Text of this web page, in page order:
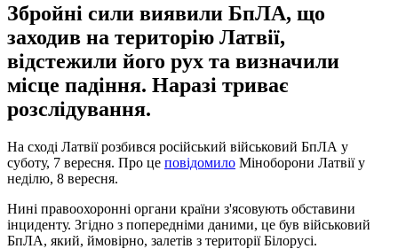
Збройні сили виявили БпЛА, що
заходив на територію Латвії,
відстежили його рух та визначили
місце падіння. Наразі триває
розслідування.
На сході Латвії розбився російський військовий БпЛА у
суботу, 7 вересня. Про це повідомило Міноборони Латвії у
неділю, 8 вересня.
Нині правоохоронні органи країни з'ясовують обставини
інциденту. Згідно з попередніми даними, це був військовий
БпЛА, який, ймовірно, залетів з території Білорусі.